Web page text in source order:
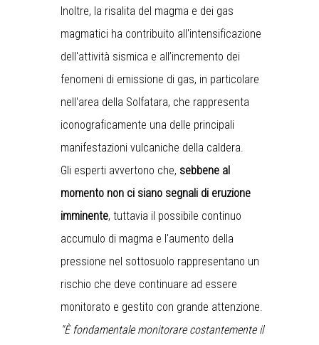
Inoltre, la risalita del magma e dei gas
magmatici ha contribuito all'intensificazione
dell'attività sismica e all’incremento dei
fenomeni di emissione di gas, in particolare
nell'area della Solfatara, che rappresenta
iconograficamente una delle principali
manifestazioni vulcaniche della caldera.
Gli esperti avvertono che, sebbene al
momento non ci siano segnali di eruzione
imminente, tuttavia il possibile continuo
accumulo di magma e l'aumento della
pressione nel sottosuolo rappresentano un
rischio che deve continuare ad essere
monitorato e gestito con grande attenzione.
"È fondamentale monitorare costantemente il